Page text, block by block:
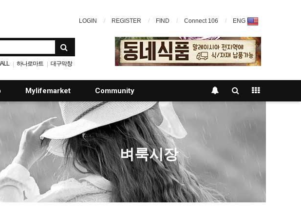
LOGIN REGISTER FIND Connect 106 ENG
| 하나로마트 | 대구막창
Mylifemarket Community
벼룩시장